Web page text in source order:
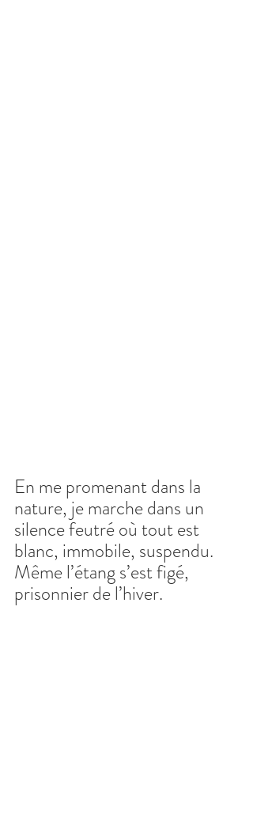
En me promenant dans la
nature, je marche dans un
silence feutré où tout est
blanc, immobile, suspendu.
Même l’étang s’est figé,
prisonnier de l’hiver.